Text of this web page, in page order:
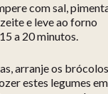
com sal,
e leve ao forno
a 20 minutos.
arranje os
estes legumes em